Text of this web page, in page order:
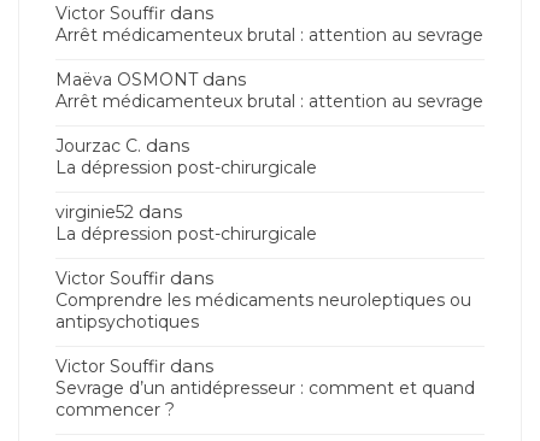
Victor Souffir dans
Arrêt médicamenteux brutal : attention au sevrage
Maëva OSMONTdans
Arrêt médicamenteux brutal : attention au sevrage
Jourzac C. dans
La dépression post-chirurgicale
virginie52 dans
La dépression post-chirurgicale
Victor Souffir dans
Comprendre les médicaments neuroleptiques ou
antipsychotiques
Victor Souffir dans
Sevrage d’un antidépresseur : comment et quand
commencer ?